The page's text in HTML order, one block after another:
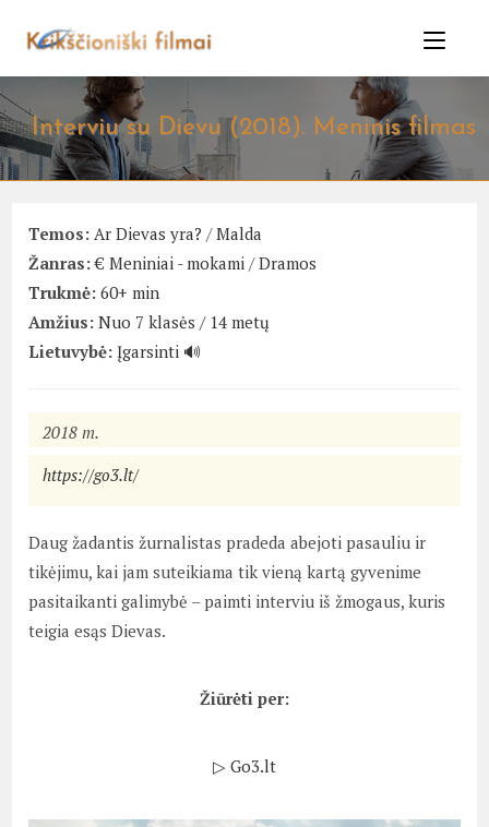
Interviu su Dievu (2018). Meninis filmas
Temos: Ar Dievas yra? /Malda
Žanras: € Meniniai - mokami /Dramos
Trukmė: 60+ min
Amžius: Nuo 7 klasės / 14 metų
Lietuvybė: Įgarsinti 🔊
2018 m.
https://go3.lt/
Daug žadantis žurnalistas pradeda abejoti pasauliu ir
tikėjimu, kai jam suteikiama tik vieną kartą gyvenime
pasitaikanti galimybė – paimti interviu iš žmogaus, kuris
teigia esąs Dievas.
Žiūrėti per:
▷ Go3.lt